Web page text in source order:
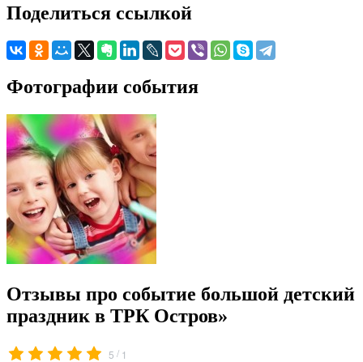
Поделиться ссылкой
Фотографии события
Отзывы про событие большой детский
праздник в ТРК Остров»
5 / 1